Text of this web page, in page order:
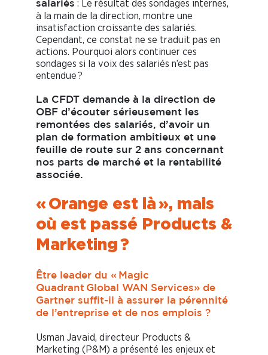
salariés : Le résultat des sondages internes,
à la main de la direction, montre une
insatisfaction croissante des salariés.
Cependant, ce constat ne se traduit pas en
actions. Pourquoi alors continuer ces
sondages si la voix des salariés n’est pas
entendue ?
La CFDT demande à la direction de
OBF d’écouter sérieusement les
remontées des salariés, d’avoir un
plan de formation ambitieux et une
feuille de route sur 2 ans concernant
nos parts de marché et la rentabilité
associée.
« Orange est là », mais
où est passé Products &
Marketing ?
Être leader du « Magic
Quadrant Global WAN Services» de
Gartner suffit-il à assurer la pérennité
de l’entreprise et de nos emplois ?
Usman Javaid, directeur Products &
Marketing (P&M) a présenté les enjeux et